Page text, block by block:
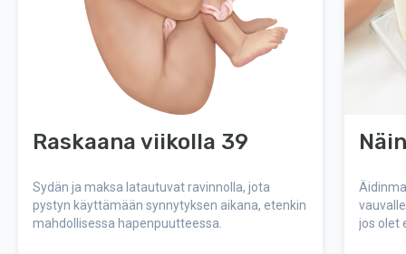
Raskaana viikolla 39
Sydän ja maksa latautuvat ravinnolla, jota
pystyn käyttämään synnytyksen aikana, etenkin
mahdollisessa hapenpuutteessa.
jos olet